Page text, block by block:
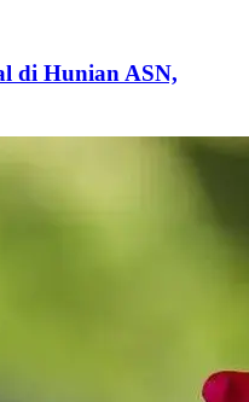
di Hunian ASN,